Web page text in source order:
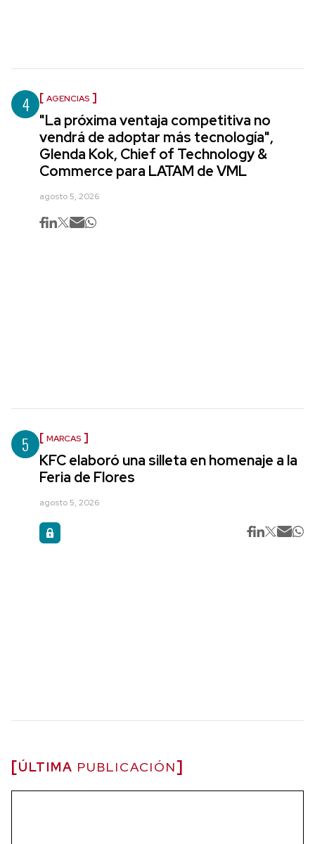
4 AGENCIAS
"La próxima ventaja competitiva no
vendrá de adoptar más tecnología",
Glenda Kok, Chief of Technology &
Commerce para LATAM de VML
agosto 5, 2026
5 MARCAS
KFC elaboró una silleta en homenaje a la
Feria de Flores
agosto 5, 2026
ÚLTIMA PUBLICACIÓN